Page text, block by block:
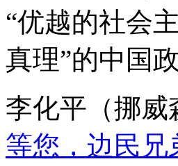
“优越的社会
真理”的中国
李化平（挪威
等您，边民兄